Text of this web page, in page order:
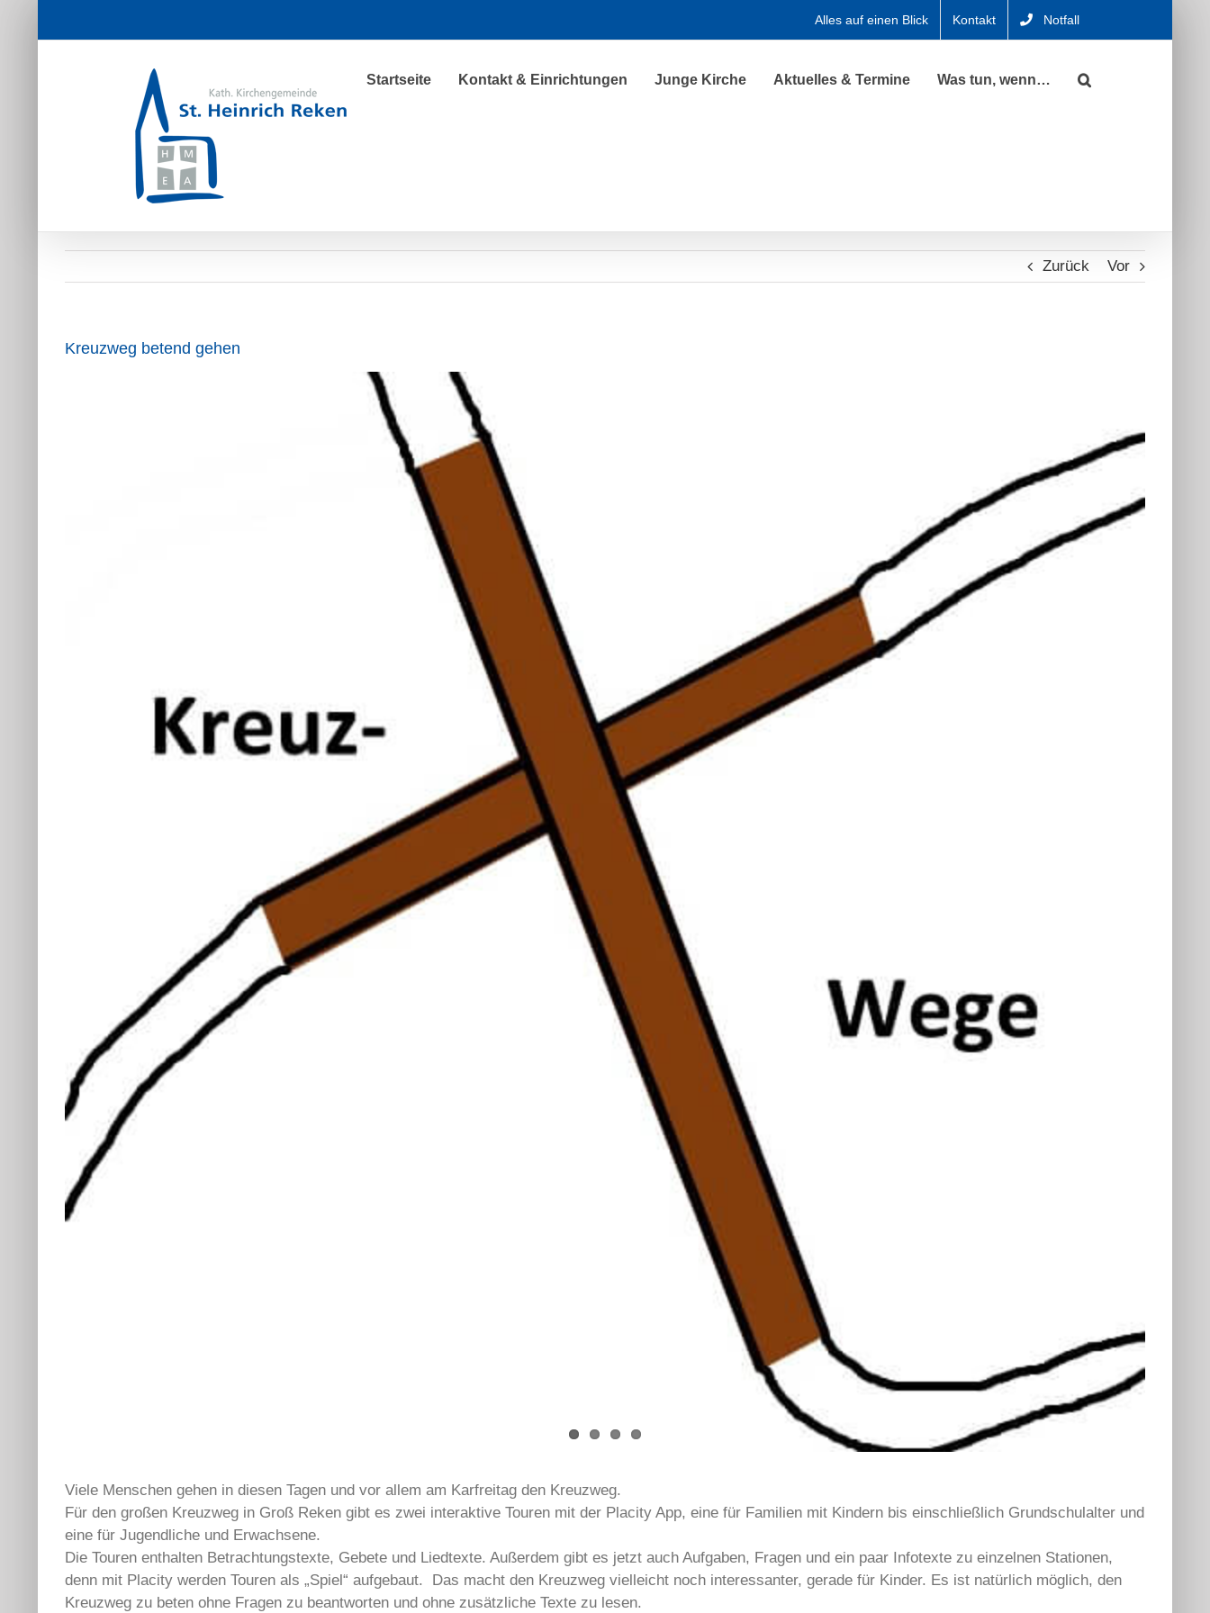
Alles auf einen Blick Kontakt Notfall
Startseite Kontakt & Einrichtungen Junge Kirche Aktuelles & Termine Was tun, wenn…
Zurück Vor
Kreuzweg betend gehen
Viele Menschen gehen in diesen Tagen und vor allem am Karfreitag den Kreuzweg.
Für den großen Kreuzweg in Groß Reken gibt es zwei interaktive Touren mit der Placity App, eine für Familien mit Kindern bis einschließlich Grundschulalter und
eine für Jugendliche und Erwachsene.
Die Touren enthalten Betrachtungstexte, Gebete und Liedtexte. Außerdem gibt es jetzt auch Aufgaben, Fragen und ein paar Infotexte zu einzelnen Stationen,
denn mit Placity werden Touren als „Spiel“ aufgebaut. Das macht den Kreuzweg vielleicht noch interessanter, gerade für Kinder. Es ist natürlich möglich, den
Kreuzweg zu beten ohne Fragen zu beantworten und ohne zusätzliche Texte zu lesen.